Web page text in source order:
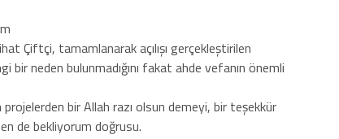
Çiftçi, tamamlanarak açılışı gerçekleştirilen
bir neden bulunmadığını fakat ahde vefanın önemli
bir Allah razı olsun demeyi, bir teşekkür
de bekliyorum doğrusu.